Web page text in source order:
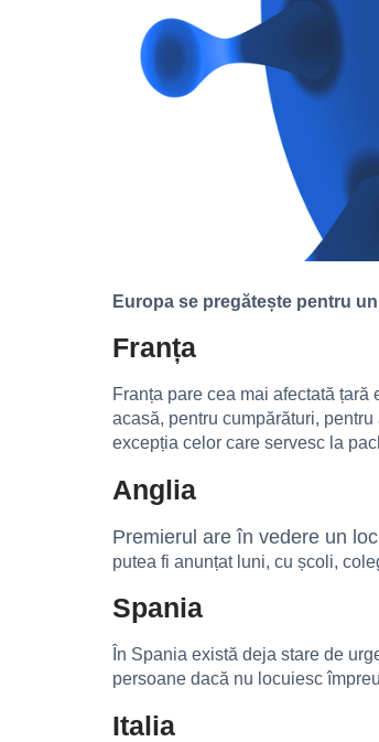
Europa se pregătește pentru
Franța
Franța pare cea mai afectată
acasă, pentru cumpărături,
excepția celor care servesc la
Anglia
Premierul are în vedere un
putea fi anunțat luni, cu școli,
Spania
În Spania există deja stare de
persoane dacă nu locuiesc
Italia